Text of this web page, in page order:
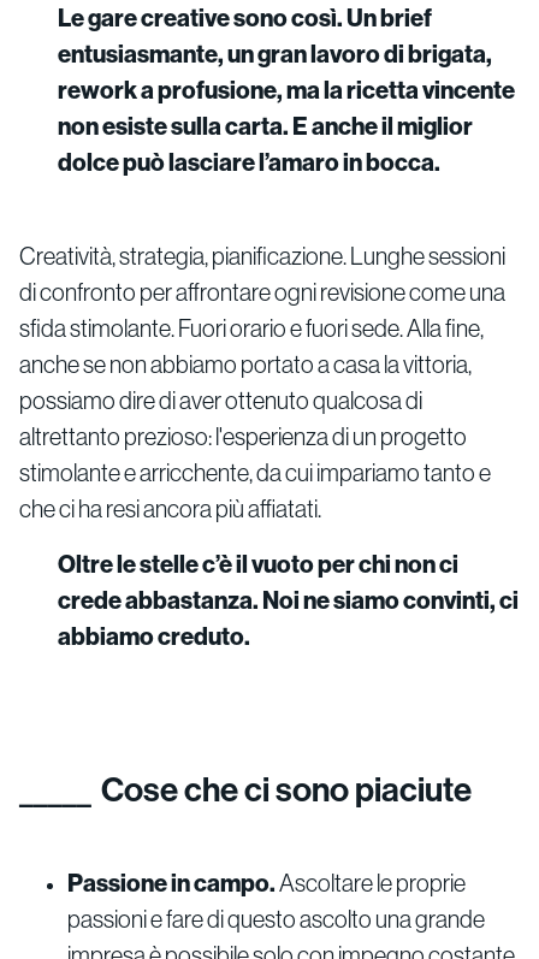
Le gare creative sono così. Un brief
entusiasmante, un gran lavoro di brigata,
rework a profusione, ma la ricetta vincente
non esiste sulla carta. E anche il miglior
dolce può lasciare l’amaro in bocca.
Creatività, strategia, pianificazione. Lunghe sessioni
di confronto per affrontare ogni revisione come una
sfida stimolante. Fuori orario e fuori sede. Alla fine,
anche se non abbiamo portato a casa la vittoria,
possiamo dire di aver ottenuto qualcosa di
altrettanto prezioso: l'esperienza di un progetto
stimolante e arricchente, da cui impariamo tanto e
che ci ha resi ancora più affiatati.
Oltre le stelle c’è il vuoto per chi non ci
crede abbastanza. Noi ne siamo convinti, ci
abbiamo creduto.
Cose che ci sono piaciute
Passione in campo.Ascoltare le proprie
passioni e fare di questo ascolto una grande